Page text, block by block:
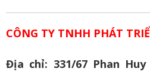
CÔNG TY TNHH PHÁT
Địa chỉ: 331/67 Phan